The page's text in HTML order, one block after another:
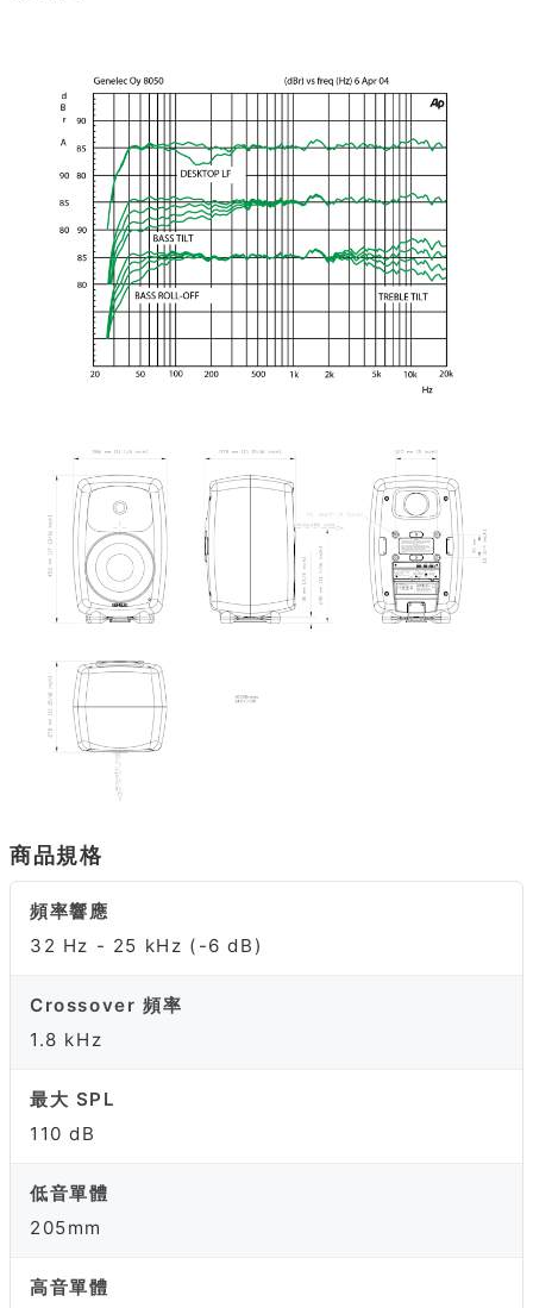
商品規格
頻率響應
32 Hz - 25 kHz (-6 dB)
Crossover 頻率
1.8 kHz
最大 SPL
110 dB
低音單體
205mm
高音單體